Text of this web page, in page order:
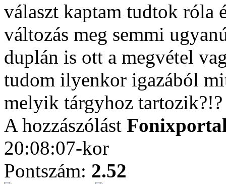
választ kaptam tudtok róla
változás meg semmi
duplán is ott a megvétel
tudom ilyenkor igazából
melyik tárgyhoz tartozik?!?
A hozzászólást
20:08:07-kor
Pontszám: 2.52